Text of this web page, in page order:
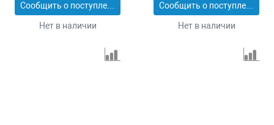
Сообщить о поступлении
Нет в наличии
Сообщить о поступлении
Нет в наличии